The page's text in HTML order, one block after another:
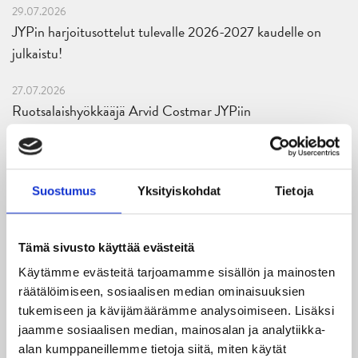
Suostumus Yksityiskohdat Tietoja
Tämä sivusto käyttää evästeitä
Käytämme evästeitä tarjoamamme sisällön ja mainosten
räätälöimiseen, sosiaalisen median ominaisuuksien
tukemiseen ja kävijämäärämme analysoimiseen. Lisäksi
jaamme sosiaalisen median, mainosalan ja analytiikka-
alan kumppaneillemme tietoja siitä, miten käytät
29.07.2026
JYPin harjoitusottelut tulevalle 2026-2027 kaudelle on
julkaistu!
27.07.2026
Ruotsalaishyökkääjä Arvid Costmar JYPiin
25.06.2026
JYP ja Secto Rally Finland yhteistyöhön
Reece Newkirk vahvistamaan JYP-hyökkäystä!
18.05.2026
Jaatinen ja Liljamo jatkosopimuksiin – JYPin ja KeuPa HT:n